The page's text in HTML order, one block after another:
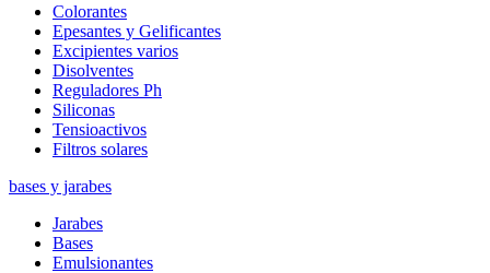
Colorantes
Epesantes y Gelificantes
Excipientes varios
Disolventes
Reguladores Ph
Siliconas
Tensioactivos
Filtros solares
bases y jarabes
Jarabes
Bases
Emulsionantes